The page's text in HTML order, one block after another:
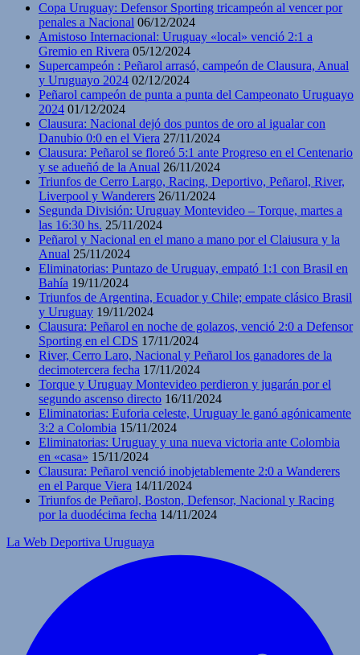
Copa Uruguay: Defensor Sporting tricampeón al vencer por
penales a Nacional 06/12/2024
Amistoso Internacional: Uruguay «local» venció 2:1 a
Gremio en Rivera 05/12/2024
Supercampeón : Peñarol arrasó, campeón de Clausura, Anual
y Uruguayo 2024 02/12/2024
Peñarol campeón de punta a punta del Campeonato Uruguayo
2024 01/12/2024
Clausura: Nacional dejó dos puntos de oro al igualar con
Danubio 0:0 en el Viera 27/11/2024
Clausura: Peñarol se floreó 5:1 ante Progreso en el Centenario
y se adueñó de la Anual 26/11/2024
Triunfos de Cerro Largo, Racing, Deportivo, Peñarol, River,
Liverpool y Wanderers 26/11/2024
Segunda División: Uruguay Montevideo – Torque, martes a
las 16:30 hs. 25/11/2024
Peñarol y Nacional en el mano a mano por el Claiusura y la
Anual 25/11/2024
Eliminatorias: Puntazo de Uruguay, empató 1:1 con Brasil en
Bahía 19/11/2024
Triunfos de Argentina, Ecuador y Chile; empate clásico Brasil
y Uruguay 19/11/2024
Clausura: Peñarol en noche de golazos, venció 2:0 a Defensor
Sporting en el CDS 17/11/2024
River, Cerro Laro, Nacional y Peñarol los ganadores de la
decimotercera fecha 17/11/2024
Torque y Uruguay Montevideo perdieron y jugarán por el
segundo ascenso directo 16/11/2024
Eliminatorias: Euforia celeste, Uruguay le ganó agónicamente
3:2 a Colombia 15/11/2024
Eliminatorias: Uruguay y una nueva victoria ante Colombia
en «casa» 15/11/2024
Clausura: Peñarol venció inobjetablemente 2:0 a Wanderers
en el Parque Viera 14/11/2024
Triunfos de Peñarol, Boston, Defensor, Nacional y Racing
por la duodécima fecha 14/11/2024
La Web Deportiva Uruguaya